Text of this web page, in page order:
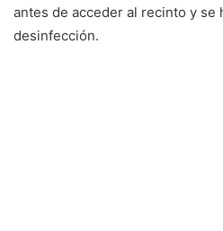
antes de acceder al recinto y se
desinfección.